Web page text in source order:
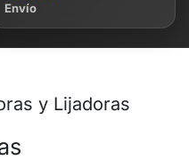
Envío
y Lijadoras